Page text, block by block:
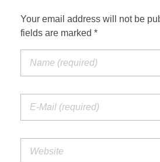
Your email address will not be
fields are marked *